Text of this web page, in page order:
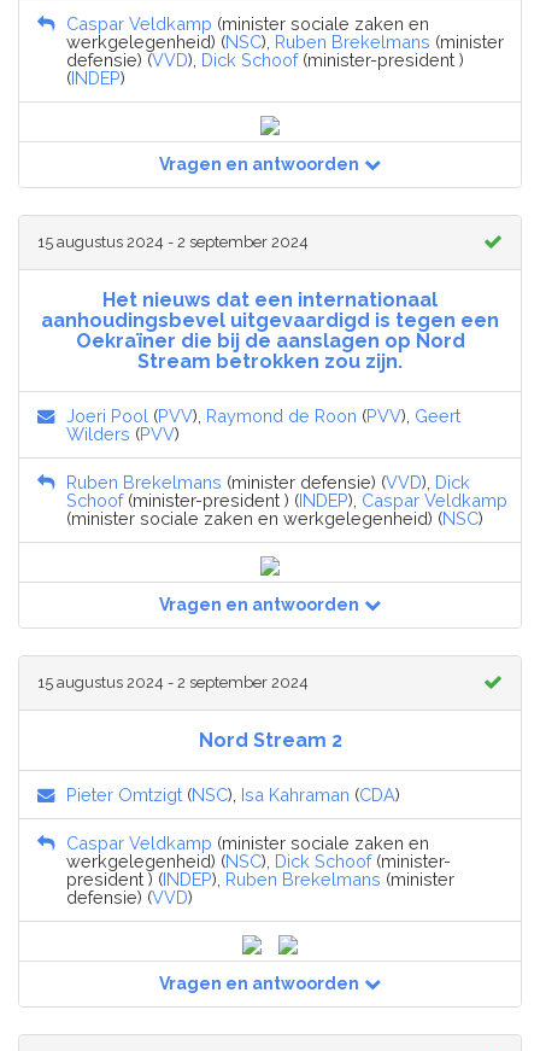
Caspar Veldkamp (minister sociale zaken en
werkgelegenheid) (NSC), Ruben Brekelmans (minister
defensie) (VVD), Dick Schoof(minister-president )
(INDEP)
Vragen en antwoorden
15 augustus 2024 - 2 september 2024
Het nieuws dat een internationaal
aanhoudingsbevel uitgevaardigd is tegen een
Oekraïner die bij de aanslagen op Nord
Stream betrokken zou zijn.
Joeri Pool (PVV), Raymond de Roon (PVV), Geert
Wilders (PVV)
Ruben Brekelmans (minister defensie) (VVD), Dick
Schoof(minister-president ) (INDEP), Caspar Veldkamp
(minister sociale zaken en werkgelegenheid) (NSC)
Vragen en antwoorden
15 augustus 2024 - 2 september 2024
Nord Stream 2
Pieter Omtzigt (NSC), Isa Kahraman (CDA)
Caspar Veldkamp (minister sociale zaken en
werkgelegenheid) (NSC), Dick Schoof(minister-
president ) (INDEP), Ruben Brekelmans (minister
defensie) (VVD)
Vragen en antwoorden